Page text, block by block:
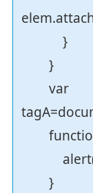
}
}
var
alert("
}